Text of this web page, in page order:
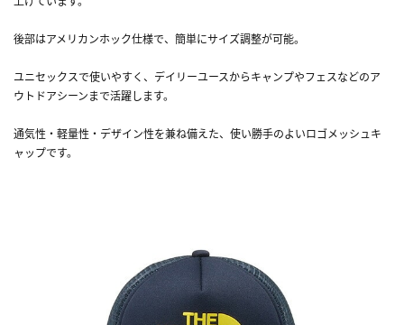
後部はアメリカンホック仕様で、簡単にサイズ調整が可能。
ユニセックスで使いやすく、デイリーユースからキャンプやフェスなどのア
ウトドアシーンまで活躍します。
通気性・軽量性・デザイン性を兼ね備えた、使い勝手のよいロゴメッシュキ
ャップです。